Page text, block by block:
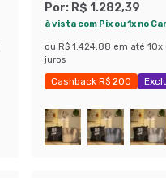
Por: R$ 1.282,39
à vista com Pix ou 1x no
ou R$ 1.424,88 em até 10x
juros
Cashback R$ 200